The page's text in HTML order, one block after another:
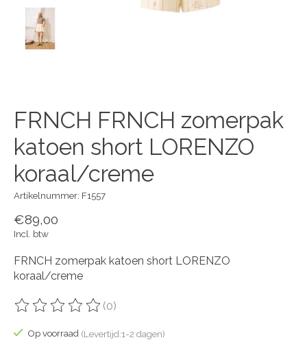
FRNCH FRNCH zomerpak
katoen short LORENZO
koraal/creme
Artikelnummer: F1557
€89,00
Incl. btw
FRNCH zomerpak katoen short LORENZO
koraal/creme
De beoordeling van dit product is
(0)
Op voorraad (Levertijd:1-2 dagen)